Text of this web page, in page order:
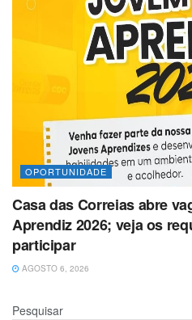
OPORTUNIDADE
Casa das Correias abre
Aprendiz 2026; veja os
participar
AGOSTO 6, 2026
Pesquisar